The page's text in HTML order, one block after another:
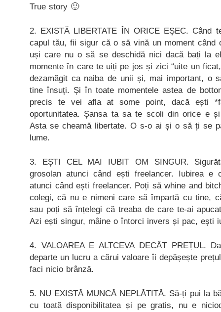
True story 🙂
2. EXISTĂ LIBERTATE ÎN ORICE EȘEC. Când
capul tău, fii sigur că o să vină un moment când
uși care nu o să se deschidă nici dacă bați la
momente în care te uiți pe jos și zici “uite un
dezamăgit ca naiba de unii și, mai important, o
tine însuți. Și în toate momentele astea de
precis te vei afla at some point, dacă ești
oportunitatea. Șansa ta sa te scoli din orice e
Asta se cheamă libertate. O s-o ai și o să ți se
lume.
3. EȘTI CEL MAI IUBIT OM SINGUR.
grosolan atunci când ești freelancer. Iubirea e
atunci când ești freelancer. Poți să whine and
colegi, că nu e nimeni care să împartă cu tine,
sau poți să înțelegi că treaba de care te-ai
Azi ești singur, mâine o întorci invers și pac, ești
4. VALOAREA E ALTCEVA DECÂT PREȚUL.
departe un lucru a cărui valoare îi depășește
faci nicio brânză.
5. NU EXISTĂ MUNCĂ NEPLĂTITĂ. Să-ți pui la
cu toată disponibilitatea și pe gratis, nu e